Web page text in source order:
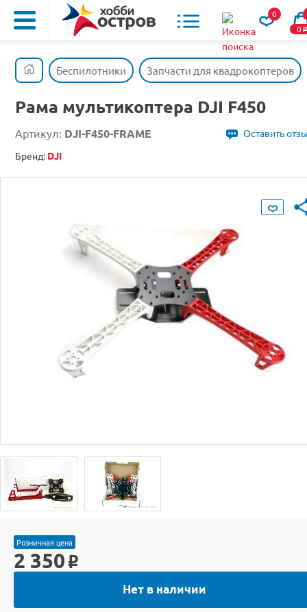
0
0o
Беспилотники Запчасти для квадрокоптеров
Рама мультикоптера DJI F450
Артикул: DJI-F450-FRAME
Оставить
Бренд: DJI
Розничная цена
2 350 o
Нет в наличии